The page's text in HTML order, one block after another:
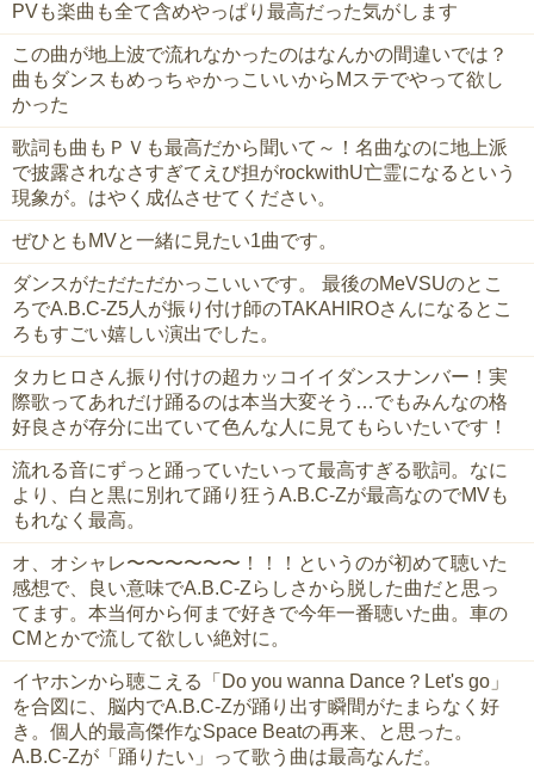
PVも楽曲も全て含めやっぱり最高だった気がします
この曲が地上波で流れなかったのはなんかの間違いでは？
曲もダンスもめっちゃかっこいいからMステでやって欲し
かった
歌詞も曲もＰＶも最高だから聞いて～！名曲なのに地上派
で披露されなさすぎてえび担がrockwithU亡霊になるという
現象が。はやく成仏させてください。
ぜひともMVと一緒に見たい1曲です。
ダンスがただただかっこいいです。 最後のMeVSUのとこ
ろでA.B.C-Z5人が振り付け師のTAKAHIROさんになるとこ
ろもすごい嬉しい演出でした。
タカヒロさん振り付けの超カッコイイダンスナンバー！実
際歌ってあれだけ踊るのは本当大変そう…でもみんなの格
好良さが存分に出ていて色んな人に見てもらいたいです！
流れる音にずっと踊っていたいって最高すぎる歌詞。なに
より、白と黒に別れて踊り狂うA.B.C-Zが最高なのでMVも
もれなく最高。
オ、オシャレ〜〜〜〜〜〜！！！というのが初めて聴いた
感想で、良い意味でA.B.C-Zらしさから脱した曲だと思っ
てます。本当何から何まで好きで今年一番聴いた曲。車の
CMとかで流して欲しい絶対に。
イヤホンから聴こえる‪「Do you wanna Dance？Let's go」
を合図に、脳内でA.B.C-Zが踊り出す瞬間がたまらなく好
き。個人的最高傑作なSpace Beatの再来、と思った。
A.B.C-Zが「踊りたい」って歌う曲は最高なんだ。‬